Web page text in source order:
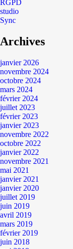
RGPD
studio
Sync
Archives
janvier 2026
novembre 2024
octobre 2024
mars 2024
février 2024
juillet 2023
février 2023
janvier 2023
novembre 2022
octobre 2022
janvier 2022
novembre 2021
mai 2021
janvier 2021
janvier 2020
juillet 2019
juin 2019
avril 2019
mars 2019
février 2019
juin 2018